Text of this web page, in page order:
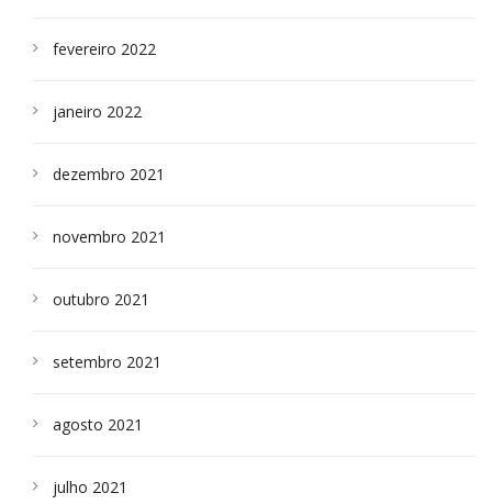
fevereiro 2022
janeiro 2022
dezembro 2021
novembro 2021
outubro 2021
setembro 2021
agosto 2021
julho 2021